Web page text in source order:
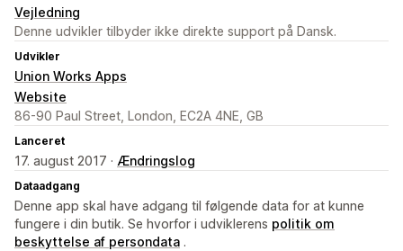
Vejledning
Denne udvikler tilbyder ikke direkte support på Dansk.
Udvikler
Union Works Apps
Website
86-90 Paul Street, London, EC2A 4NE, GB
Lanceret
17. august 2017 · Ændringslog
Dataadgang
Denne app skal have adgang til følgende data for at kunne
fungere i din butik. Se hvorfor i udviklerens politik om
beskyttelse af persondata .